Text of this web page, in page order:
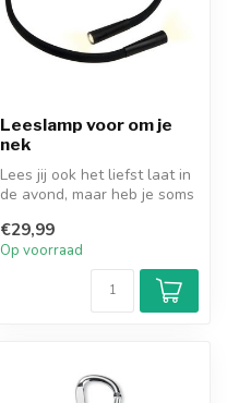
Leeslamp voor om je
nek
Lees jij ook het liefst laat in
de avond, maar heb je soms
€29,99
Op voorraad